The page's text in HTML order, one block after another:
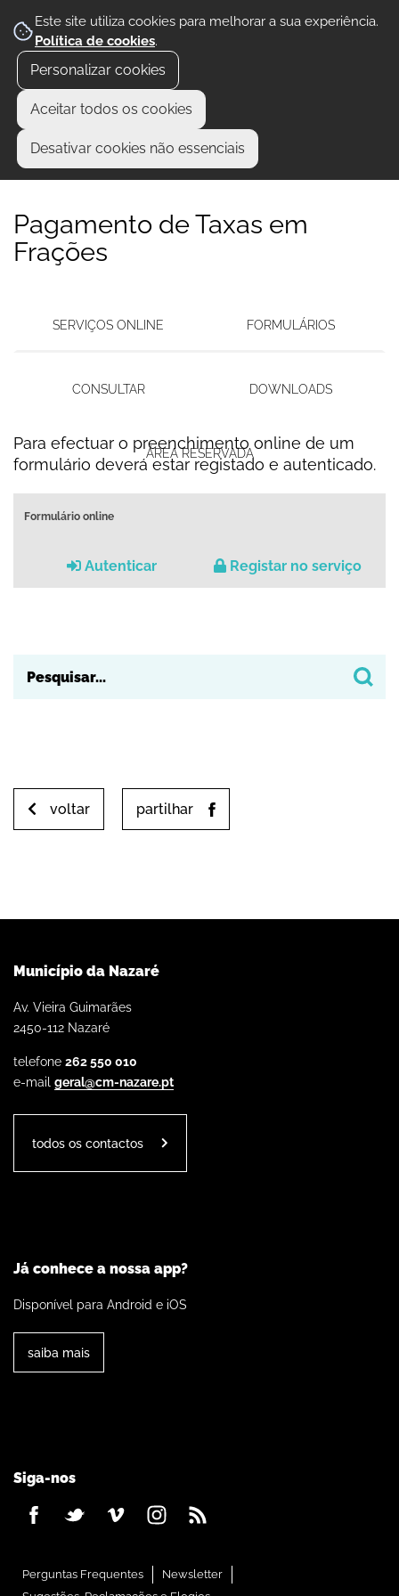
Este site utiliza cookies para melhorar a sua experiência.
Política de cookies.
Personalizar cookies
Aceitar todos os cookies
Desativar cookies não essenciais
Pagamento de Taxas em
Frações
SERVIÇOS ONLINE FORMULÁRIOS
CONSULTAR DOWNLOADS
ÁREA RESERVADA
Para efectuar o preenchimento online de um
formulário deverá estar registado e autenticado.
Formulário online
Autenticar Registar no serviço
voltar partilhar
Município da Nazaré
Av. Vieira Guimarães
2450-112 Nazaré
telefone 262 550 010
e-mail geral@cm-nazare.pt
todos os contactos
Já conhece a nossa app?
Disponível para Android e iOS
saiba mais
Siga-nos
Perguntas Frequentes
Newsletter